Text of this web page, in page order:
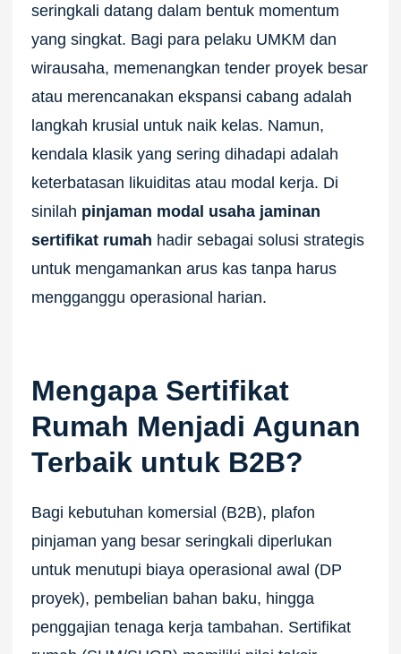
seringkali datang dalam bentuk momentum
yang singkat. Bagi para pelaku UMKM dan
wirausaha, memenangkan tender proyek besar
atau merencanakan ekspansi cabang adalah
langkah krusial untuk naik kelas. Namun,
kendala klasik yang sering dihadapi adalah
keterbatasan likuiditas atau modal kerja. Di
sinilah pinjaman modal usaha jaminan
sertifikat rumah hadir sebagai solusi strategis
untuk mengamankan arus kas tanpa harus
mengganggu operasional harian.
Mengapa Sertifikat
Rumah Menjadi Agunan
Terbaik untuk B2B?
Bagi kebutuhan komersial (B2B), plafon
pinjaman yang besar seringkali diperlukan
untuk menutupi biaya operasional awal (DP
proyek), pembelian bahan baku, hingga
penggajian tenaga kerja tambahan. Sertifikat